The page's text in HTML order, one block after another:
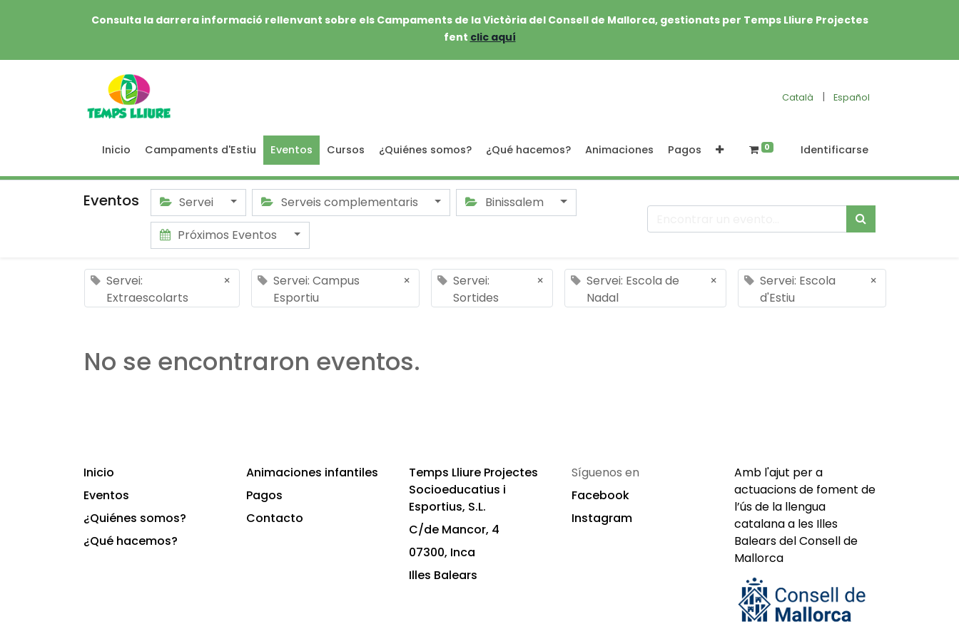
Consulta la darrera informació rellenvant sobre els Campaments de la Victòria del Consell de Mallorca, gestionats per Temps Lliure Projectes
fent clic aquí
Català | Español
Inicio Campaments d'Estiu Eventos Cursos ¿Quiénes somos? ¿Qué hacemos? Animaciones Pagos 0 Identificarse
Eventos Servei Serveis complementaris
Binissalem
Próximos Eventos
Servei:
Extraescolarts
×
Servei: Campus
Esportiu
×
Servei:
Sortides
×
Servei: Escola de
Nadal
×
Servei: Escola
d'Estiu
×
No se encontraron eventos.
Inicio
Eventos
¿Quiénes somos?
¿Qué hacemos?
Animaciones infantiles
Pagos
Contacto
Temps Lliure Projectes
Socioeducatius i
Esportius, S.L.
C/de Mancor, 4
07300, Inca
Illes Balears
Síguenos en
Facebook
Instagram
Amb l'ajut per a
actuacions de foment de
l’ús de la llengua
catalana a les Illes
Balears del Consell de
Mallorca